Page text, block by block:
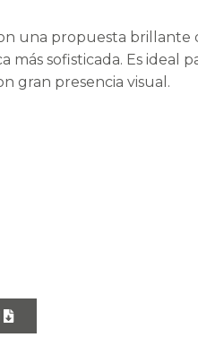
una propuesta brillante
más sofisticada. Es ideal
gran presencia visual.